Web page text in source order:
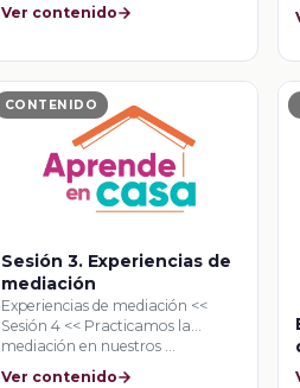
Ver contenido
CONTENIDO
Sesión 3. Experiencias de
mediación
Experiencias de mediación <<
Sesión 4 << Practicamos la
mediación en nuestros …
Ver contenido